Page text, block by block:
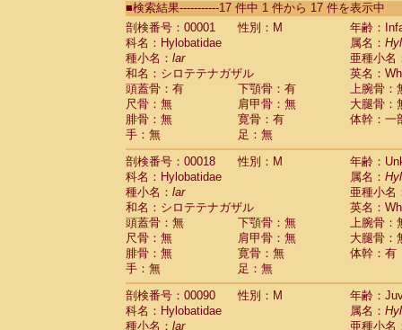
CebidaeSaguinus labiatus(0)
Cebidae Saguinus leucopus (5)
CebidaeSaguinus midas
Cebidae
CebidaeSaguinus nigricollis (13)
Cebidae Saguinus oedipus
Cebidae Saguinus weddelli
Cebidae Saguinusspp.
Cebidae Aotus trivirgatus
Cebidae Cebus albifrons
CebidaeCebus apella
Cebidae
CebidaeCebus nigrivittatus
Cebidae Cebusspp.(0)
Cebidae Saimiri boliviensis
Cebidae Saimiri sciureus
Atelidae Alouatta caraya
AtelidaeAlouatta fusca
AtelidaeAlouatta seniculus
AtelidaeAlouatta
■検索結果-----------17 件中 1 件から 17 件を表示中
剖検番号：00001
性別：M
年齢：
科名：Hylobatidae
属名：
種小名： lar
亜種小名
和名：シロテテナガザル
英名：
頭蓋骨：有
下顎骨：有
上腕骨：
尺骨：無
肩甲骨：無
大腿骨：
腓骨：無
寛骨：有
体幹：一
手：無
足：無
剖検番号：00018
性別：M
年齢：
科名：Hylobatidae
属名：
種小名： lar
亜種小名
和名：シロテテナガザル
英名：
頭蓋骨：無
下顎骨：無
上腕骨：
尺骨：無
肩甲骨：無
大腿骨：
腓骨：無
寛骨：無
体幹：有
手：無
足：無
剖検番号：00090
性別：M
年齢：
科名：Hylobatidae
属名：
種小名： lar
亜種小名